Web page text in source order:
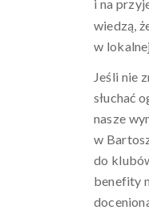
i na
wiedzą,
w
Jeśli nie
słuchać
nasze
w
do
benefity